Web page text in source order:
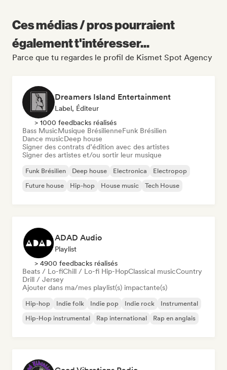
Ces médias / pros pourraient
également t'intéresser...
Parce que tu regardes le profil de Kismet Spot Agency
Dreamers Island Entertainment
Label, Éditeur
> 1000 feedbacks réalisés
Bass MusicMusique BrésilienneFunk Brésilien
Dance musicDeep house
Signer des contrats d’édition avec des artistes
Signer des artistes et/ou sortir leur musique
Funk Brésilien Deep house Electronica
Electropop
Future house
Hip-hop House music Tech House
ADAD Audio
Playlist
> 4900 feedbacks réalisés
Beats / Lo-fiChill / Lo-fi Hip-HopClassical musicCountry
Drill / Jersey
Ajouter dans ma/mes playlist(s) impactante(s)
Hip-hop Indie folk Indie pop Indie rock
Instrumental
Hip-Hop instrumental
Rap international Rap en anglais